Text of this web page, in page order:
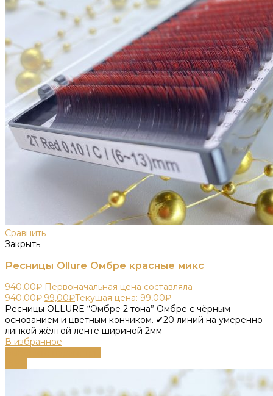
Сравнить
Закрыть
Ресницы Ollure Омбре красные микс
940,00₽ Первоначальная цена составляла
940,00₽.99,00₽Текущая цена: 99,00₽.
Ресницы OLLURE “Омбре 2 тона” Омбре с чёрным
основанием и цветным кончиком. ✔20 линий на умеренно-
липкой жёлтой ленте шириной 2мм
В избранное